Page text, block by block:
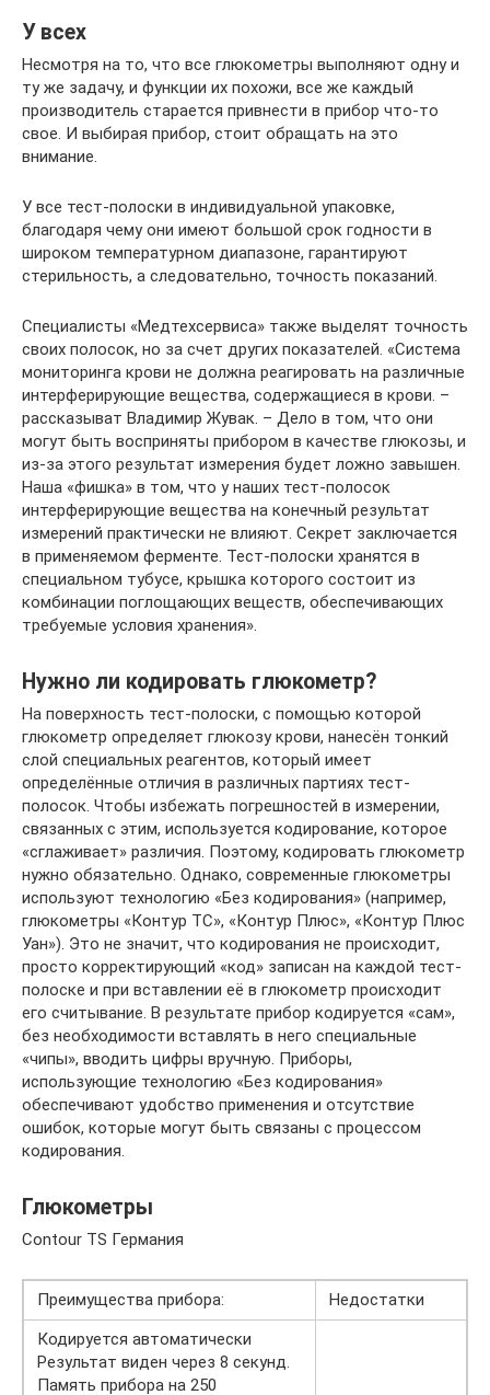
У всех
Несмотря на то, что все глюкометры выполняют одну и
ту же задачу, и функции их похожи, все же каждый
производитель старается привнести в прибор что-то
свое. И выбирая прибор, стоит обращать на это
внимание.
У все тест-полоски в индивидуальной упаковке,
благодаря чему они имеют большой срок годности в
широком температурном диапазоне, гарантируют
стерильность, а следовательно, точность показаний.
Специалисты «Медтехсервиса» также выделят точность
своих полосок, но за счет других показателей. «Система
мониторинга крови не должна реагировать на различные
интерферирующие вещества, содержащиеся в крови. –
рассказыват Владимир Жувак. – Дело в том, что они
могут быть восприняты прибором в качестве глюкозы, и
из-за этого результат измерения будет ложно завышен.
Наша «фишка» в том, что у наших тест-полосок
интерферирующие вещества на конечный результат
измерений практически не влияют. Секрет заключается
в применяемом ферменте. Тест-полоски хранятся в
специальном тубусе, крышка которого состоит из
комбинации поглощающих веществ, обеспечивающих
требуемые условия хранения».
Нужно ли кодировать глюкометр?
На поверхность тест-полоски, с помощью которой
глюкометр определяет глюкозу крови, нанесён тонкий
слой специальных реагентов, который имеет
определённые отличия в различных партиях тест-
полосок. Чтобы избежать погрешностей в измерении,
связанных с этим, используется кодирование, которое
«сглаживает» различия. Поэтому, кодировать глюкометр
нужно обязательно. Однако, современные глюкометры
используют технологию «Без кодирования» (например,
глюкометры «Контур ТС», «Контур Плюс», «Контур Плюс
Уан»). Это не значит, что кодирования не происходит,
просто корректирующий «код» записан на каждой тест-
полоске и при вставлении её в глюкометр происходит
его считывание. В результате прибор кодируется «сам»,
без необходимости вставлять в него специальные
«чипы», вводить цифры вручную. Приборы,
использующие технологию «Без кодирования»
обеспечивают удобство применения и отсутствие
ошибок, которые могут быть связаны с процессом
кодирования.
Глюкометры
Contour TS Германия
Преимущества прибора:
Недостатки
Кодируется автоматически
Результат виден через 8 секунд.
Память прибора на 250